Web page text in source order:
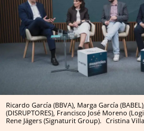
Ricardo García (BBVA), Marga García
(DISRUPTORES), Francisco José Moreno
Rene Jägers (Signaturit Group). Cristina